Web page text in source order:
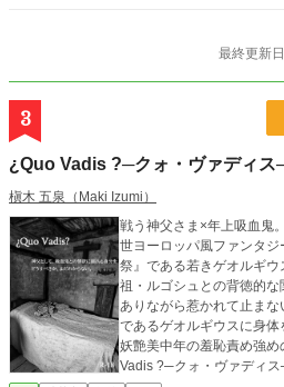
最終更新
3
¿Quo Vadis ?─クォ・ヴァディ
槇木 五泉（Maki Izumi）
戦う神父さま×年上吸血鬼
世ヨーロッパ風ファンタジ
祭』である若きゲオルギ
祖・ルゴシュとの背徳的
ありながら惹かれて止ま
であるゲオルギウスに身
妖艶美中年の羞恥責め強
Vadis ?─クォ・ヴァディ